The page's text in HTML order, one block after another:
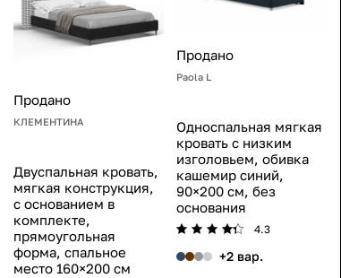
Продано
КЛЕМЕНТИНА
Двуспальная кровать,
мягкая конструкция,
с основанием в
комплекте,
прямоугольная
форма, спальное
место 160×200 см
Продано
Paola L
Односпальная мягкая
кровать с низким
изголовьем, обивка
кашемир синий,
90×200 см, без
основания
4.3
+2 вар.